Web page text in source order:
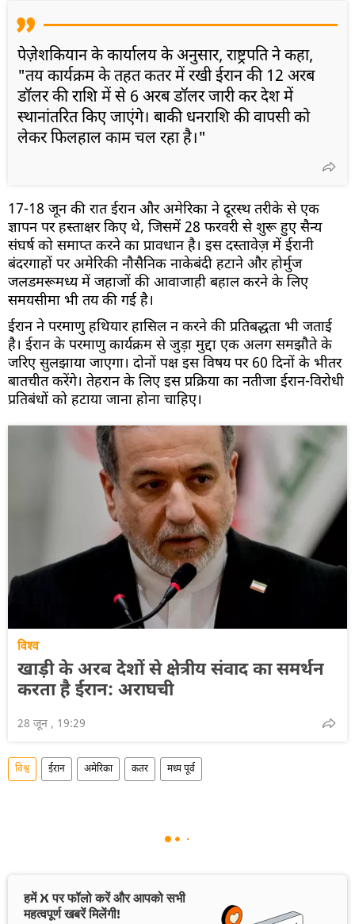
पेज़ेशकियान के कार्यालय के अनुसार, राष्ट्रपति ने कहा,
"तय कार्यक्रम के तहत कतर में रखी ईरान की 12 अरब
डॉलर की राशि में से 6 अरब डॉलर जारी कर देश में
स्थानांतरित किए जाएंगे। बाकी धनराशि की वापसी को
लेकर फिलहाल काम चल रहा है।"
17-18 जून की रात ईरान और अमेरिका ने दूरस्थ तरीके से एक
ज्ञापन पर हस्ताक्षर किए थे, जिसमें 28 फरवरी से शुरू हुए सैन्य
संघर्ष को समाप्त करने का प्रावधान है। इस दस्तावेज़ में ईरानी
बंदरगाहों पर अमेरिकी नौसैनिक नाकेबंदी हटाने और होर्मुज
जलडमरूमध्य में जहाजों की आवाजाही बहाल करने के लिए
समयसीमा भी तय की गई है।
ईरान ने परमाणु हथियार हासिल न करने की प्रतिबद्धता भी जताई
है। ईरान के परमाणु कार्यक्रम से जुड़ा मुद्दा एक अलग समझौते के
जरिए सुलझाया जाएगा। दोनों पक्ष इस विषय पर 60 दिनों के भीतर
बातचीत करेंगे। तेहरान के लिए इस प्रक्रिया का नतीजा ईरान-विरोधी
प्रतिबंधों को हटाया जाना होना चाहिए।
विश्व
खाड़ी के अरब देशों से क्षेत्रीय संवाद का समर्थन
करता है ईरान: अराघची
28 जून , 19:29
विश्व ईरान अमेरिका कतर मध्य पूर्व
हमें X पर फॉलो करें और आपको सभी
महत्वपूर्ण खबरें मिलेंगी!